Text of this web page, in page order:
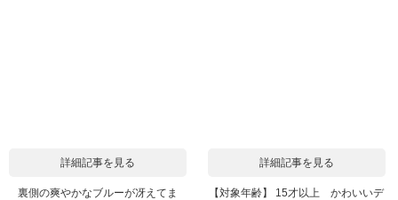
詳細記事を見る
裏側の爽やかなブルーが冴えてま
詳細記事を見る
【対象年齢】 15才以上 かわいいデ